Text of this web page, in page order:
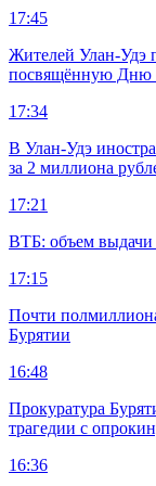
17:45
Жителей Улан-Удэ
посвящённую Дню
17:34
В Улан-Удэ
за 2 миллиона
17:21
ВТБ: объем выдачи
17:15
Почти
Бурятии
16:48
Прокуратура
трагедии с
16:36